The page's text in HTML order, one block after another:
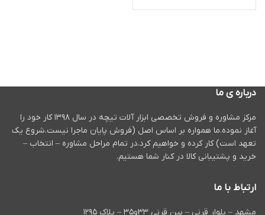
درباره ی ما
مرکز مشاوره و فروش تخصصی ابزار آلات تیچه در سال ۱۳۹۸ کار خود را
آغاز نموده.ما همواره بر اساس اصل (فروش پایان ماجرا نیست.شروع یک
تعهد است) کار کرده و خواهیم کرد.در تمام مراحل مشاوره – انتخاب –
خرید و پشتیبانی کالا در کنار شما هستیم.
ارتباط با ما
مشهد – بلوار قرنی – بین قرنی ۳۳و۳۵ – پلاک ۱۲۹۵